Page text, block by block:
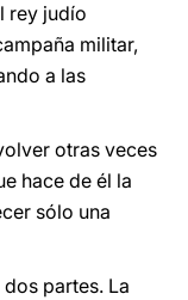
rey judío
militar,
a las
otras veces
hace de él la
sólo una
partes. La